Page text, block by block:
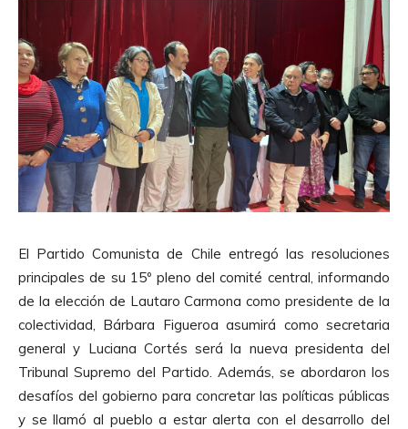
El Partido Comunista de Chile entregó las resoluciones
principales de su 15º pleno del comité central, informando
de la elección de Lautaro Carmona como presidente de la
colectividad, Bárbara Figueroa asumirá como secretaria
general y Luciana Cortés será la nueva presidenta del
Tribunal Supremo del Partido. Además, se abordaron los
desafíos del gobierno para concretar las políticas públicas
y se llamó al pueblo a estar alerta con el desarrollo del